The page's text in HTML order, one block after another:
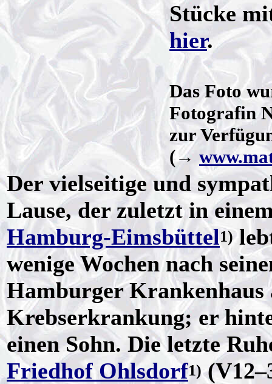
Stücke
hier.
Das Foto
Fotografin
zur
(→
Der vielseitige und
Lause, der zuletzt in
Hamburg-Eimsbüttel1)
wenige Wochen nach
Hamburger Krankenhaus
Krebserkrankung; er
einen Sohn. Die letzte
Friedhof Ohlsdorf1)